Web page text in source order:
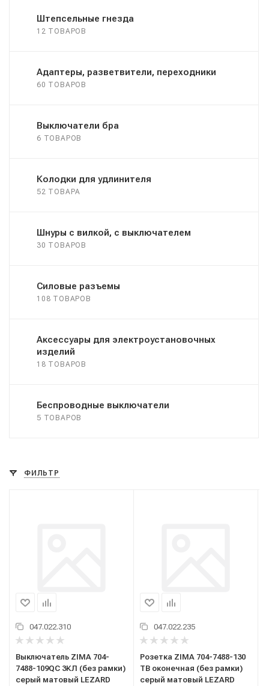
Штепсельные гнезда
12 ТОВАРОВ
Адаптеры, разветвители, переходники
60 ТОВАРОВ
Выключатели бра
6 ТОВАРОВ
Колодки для удлинителя
52 ТОВАРА
Шнуры с вилкой, с выключателем
30 ТОВАРОВ
Силовые разъемы
108 ТОВАРОВ
Аксессуары для электроустановочных
изделий
18 ТОВАРОВ
Беспроводные выключатели
5 ТОВАРОВ
ФИЛЬТР
047.022.310
Выключатель ZIMA 704-
7488-109QC 3КЛ (без рамки)
серый матовый LEZARD
047.022.235
Розетка ZIMA 704-7488-130
ТВ оконечная (без рамки)
серый матовый LEZARD